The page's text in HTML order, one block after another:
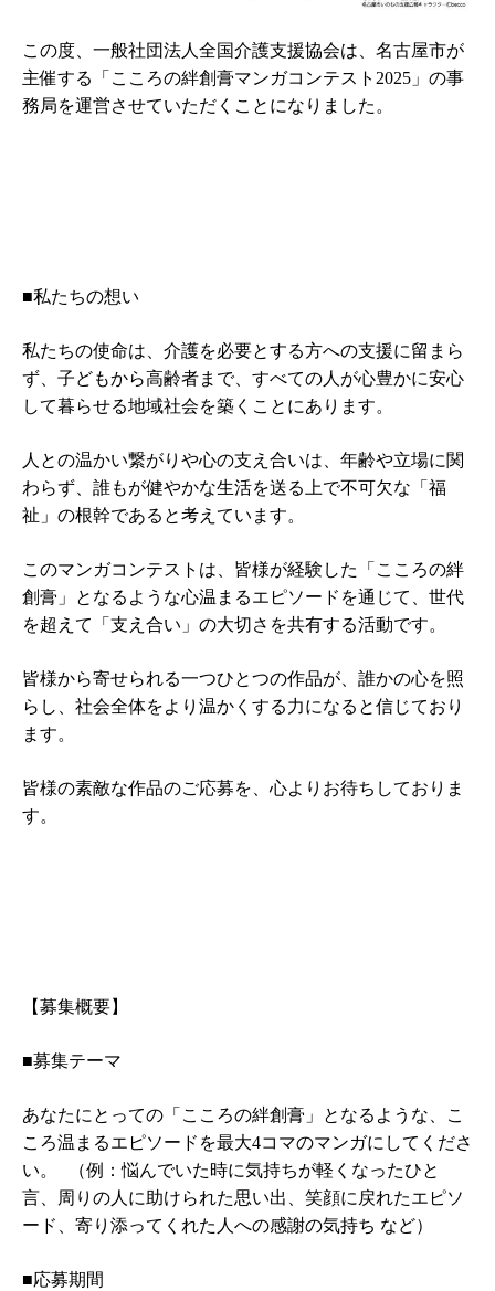
この度、一般社団法人全国介護支援協会は、名古屋市が
主催する「こころの絆創膏マンガコンテスト2025」の事
務局を運営させていただくことになりました。
■私たちの想い
私たちの使命は、介護を必要とする方への支援に留まら
ず、子どもから高齢者まで、すべての人が心豊かに安心
して暮らせる地域社会を築くことにあります。
人との温かい繋がりや心の支え合いは、年齢や立場に関
わらず、誰もが健やかな生活を送る上で不可欠な「福
祉」の根幹であると考えています。
このマンガコンテストは、皆様が経験した「こころの絆
創膏」となるような心温まるエピソードを通じて、世代
を超えて「支え合い」の大切さを共有する活動です。
皆様から寄せられる一つひとつの作品が、誰かの心を照
らし、社会全体をより温かくする力になると信じており
ます。
皆様の素敵な作品のご応募を、心よりお待ちしておりま
す。
【募集概要】
■募集テーマ
あなたにとっての「こころの絆創膏」となるような、こ
ころ温まるエピソードを最大4コマのマンガにしてくださ
い。 （例：悩んでいた時に気持ちが軽くなったひと
言、周りの人に助けられた思い出、笑顔に戻れたエピソ
ード、寄り添ってくれた人への感謝の気持ち など）
■応募期間